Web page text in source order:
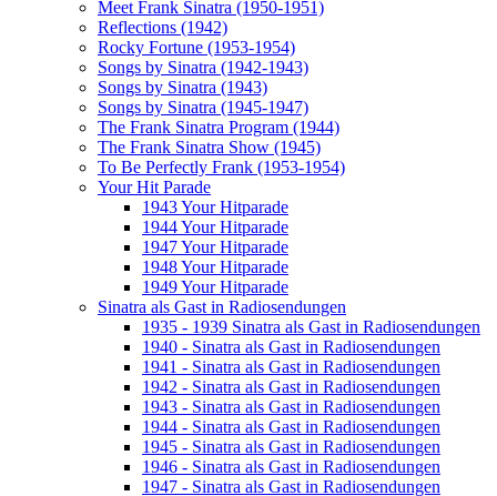
Meet Frank Sinatra (1950-1951)
Reflections (1942)
Rocky Fortune (1953-1954)
Songs by Sinatra (1942-1943)
Songs by Sinatra (1943)
Songs by Sinatra (1945-1947)
The Frank Sinatra Program (1944)
The Frank Sinatra Show (1945)
To Be Perfectly Frank (1953-1954)
Your Hit Parade
1943 Your Hitparade
1944 Your Hitparade
1947 Your Hitparade
1948 Your Hitparade
1949 Your Hitparade
Sinatra als Gast in Radiosendungen
1935 - 1939 Sinatra als Gast in Radiosendungen
1940 - Sinatra als Gast in Radiosendungen
1941 - Sinatra als Gast in Radiosendungen
1942 - Sinatra als Gast in Radiosendungen
1943 - Sinatra als Gast in Radiosendungen
1944 - Sinatra als Gast in Radiosendungen
1945 - Sinatra als Gast in Radiosendungen
1946 - Sinatra als Gast in Radiosendungen
1947 - Sinatra als Gast in Radiosendungen